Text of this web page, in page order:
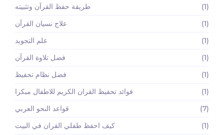
طريقة حفظ القرآن وتثبيته
(1)
علاج نسيان القرآن
(1)
علم التجويد
(1)
فضل تلاوة القرآن
(1)
فضل نظام تحفيظ
(1)
فوائد تحفيظ القران الكريم للاطفال مبكرا
(1)
قواعد النحو العربي
(7)
كيف احفظ طفلي القران في البيت
(1)